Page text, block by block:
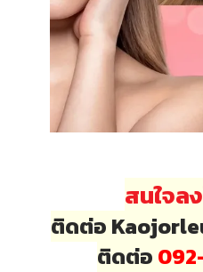
สนใจล
ติดต่อ
ติดต่อ